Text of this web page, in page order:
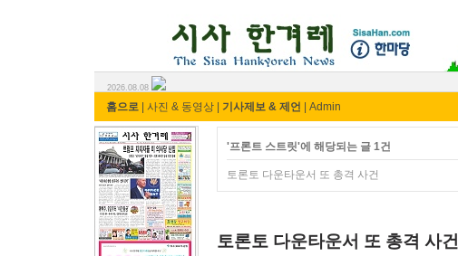
2026.08.08
홈으로 사진 & 동영상 기사제보 & 제언 Admin
'프론트 스트릿'에 해당되는 글 1건
토론토 다운타운서 또 총격 사건
토론토 다운타운서 또 총격 사건